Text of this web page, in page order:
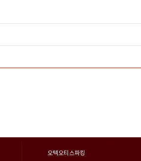
오텍오티스파킹